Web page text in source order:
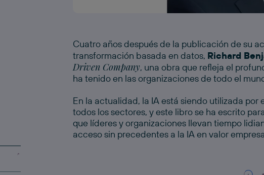
Cuatro años después de la publicación de su
transformación basada en datos, Richard
Driven Company, una obra que refleja el
ha tenido en las organizaciones de todo el
En la actualidad, la IA está siendo utilizada
todos los sectores, y este libro se ha escrito
que líderes y organizaciones llevan tiempo
acceso sin precedentes a la IA en valor
Agustín Fernández Mallo yMaría Jesús
reúnen para conversar sobreEl ángel de la
plantea que nuestro empeño por crear una
responde al mismo deseo que nos llevó a crear
Una propuesta que saca a la luz las relaciones
artificial y los ángeles caídos y nos invita a
completamente inesperado.